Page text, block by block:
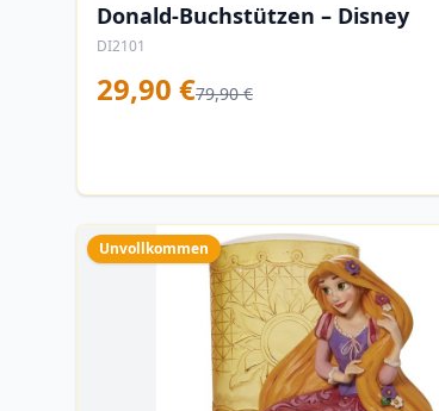
Donald-Buchstützen – Disney
DI2101
29,90 €79,90 €
Unvollkommen